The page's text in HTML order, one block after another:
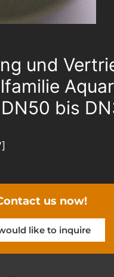
und
bis
us now!
like to inquire